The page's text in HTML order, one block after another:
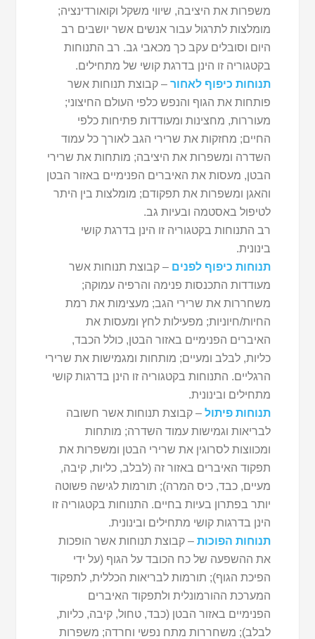
משפרות את היציבה, שיווי משקל וקואורדינציה;
מומלצות לתרגול עבור אנשים אשר יושבים רב
היום וסובלים עקב כך מכאבי גב. רב התנוחות
בקטגוריה זו הינן בדרגת קושי של מתחילים.
תנוחות כיפוף לאחור – קבוצת תנוחות אשר
פותחות את הגוף והנפש כלפי העולם החיצוני;
מעוררות, מחצינות ומעודדות פתיחות כלפי
החיים; מחזקות את שרירי הגב לאורך כל עמוד
השדרה ומשפרות את היציבה; מותחות את שרירי
הבטן, מעסות את האיברים הפנימיים באזור הבטן
והאגן ומשפרות את תפקודם; מומלצות בין היתר
לטיפול באסטמה ובעיות גב.
רב התנוחות בקטגוריה זו הינן בדרגת קושי
בינונית.
תנוחות כיפוף לפנים – קבוצת תנוחות אשר
מעודדות התכנסות פנימה והרפיה עמוקה;
משחררות את שרירי הגב; מעצימות את רמת
החיות/חיוניות; מפעילות לחץ ומעסות את
האיברים הפנימיים באזור הבטן, כולל הכבד,
כליות, לבלב ומעיים; מותחות ומגמישות את שרירי
הרגליים. התנוחות בקטגוריה זו הינן בדרגות קושי
מתחילים ובינונית.
תנוחות פיתול – קבוצת תנוחות אשר חשובה
לבריאות וגמישות עמוד השדרה; מותחות
ומכווצות לסרוגין את שרירי הבטן ומשפרות את
תפקוד האיברים באזור זה (לבלב, כליות, קיבה,
מעיים, כבד, כיס המרה); תורמות לגישה פשוטה
יותר בפתרון בעיות בחיים. התנוחות בקטגוריה זו
הינן בדרגות קושי מתחילים ובינונית.
תנוחות הפוכות – קבוצת תנוחות אשר הופכות
את ההשפעה של כח הכובד על הגוף (על ידי
הפיכת הגוף); תורמות לבריאות הכללית, לתפקוד
המערכת ההורמונלית ולתפקוד האיברים
הפנימיים באזור הבטן (כבד, טחול, קיבה, כליות,
לבלב); משחררות מתח נפשי וחרדה; משפרות